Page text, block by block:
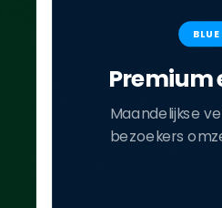
Premium
Maandelijkse
bezoekers